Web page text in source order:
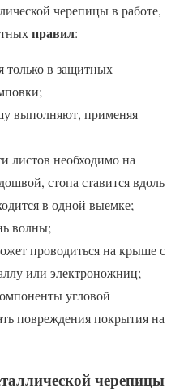
черепицы в работе,
правил:
только в защитных
выполняют, применяя
листов необходимо на
стопа ставится вдоль
в одной выемке;
волны;
проводиться на крыше с
или электроножниц;
угловой
повреждения покрытия на
черепицы